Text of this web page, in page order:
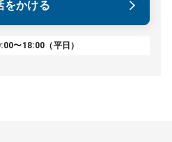
をかける
〜18:00（平日）